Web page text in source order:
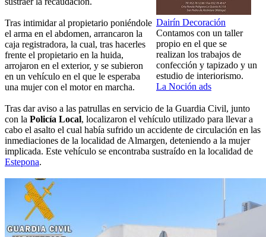
Dairín Decoración
Contamos con un taller
propio en el que se
realizan los trabajos de
confección y tapizado y un
estudio de interiorismo.
La Noción ads
Tras intimidar al propietario poniéndole
el arma en el abdomen, arrancaron la
caja registradora, la cual, tras hacerles
frente el propietario en la huida,
arrojaron en el exterior, y se subieron
en un vehículo en el que le esperaba
una mujer con el motor en marcha.
Tras dar aviso a las patrullas en servicio de la Guardia Civil, junto
con la Policía Local, localizaron el vehículo utilizado para llevar a
cabo el asalto el cual había sufrido un accidente de circulación en las
inmediaciones de la localidad de Almargen, deteniendo a la mujer
implicada. Este vehículo se encontraba sustraído en la localidad de
Estepona.